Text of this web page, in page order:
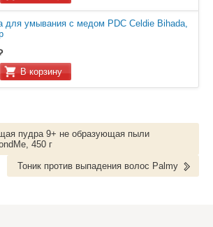
для умывания с медом PDC Celdie Bihada,
пудра 9+ не образующая пыли
450 г
Тоник против выпадения волос Palmy